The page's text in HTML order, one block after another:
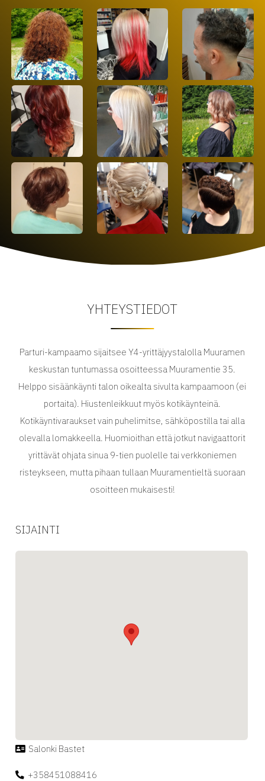
YHTEYSTIEDOT
Parturi-kampaamo sijaitsee Y4-yrittäjyystalolla Muuramen
keskustan tuntumassa osoitteessa Muuramentie 35.
Helppo sisäänkäynti talon oikealta sivulta kampaamoon (ei
portaita). Hiustenleikkuut myös kotikäynteinä.
Kotikäyntivaraukset vain puhelimitse, sähköpostilla tai alla
olevalla lomakkeella. Huomioithan että jotkut navigaattorit
yrittävät ohjata sinua 9-tien puolelle tai verkkoniemen
risteykseen, mutta pihaan tullaan Muuramentieltä suoraan
osoitteen mukaisesti!
SIJAINTI
Salonki Bastet
+358451088416